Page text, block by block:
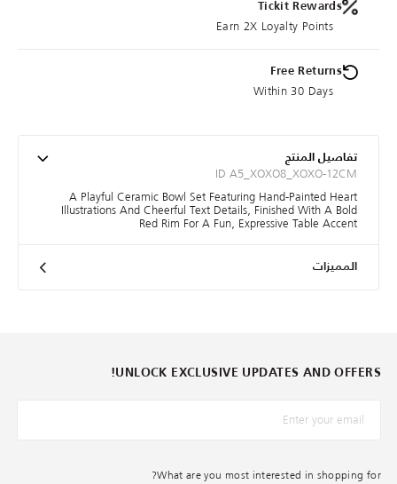
Tickit Rewards
Earn 2X Loyalty Points
Free Returns
Within 30 Days
تفاصيل المنتج
ID A5_XOXO8_XOXO-12CM
A Playful Ceramic Bowl Set Featuring Hand-Painted Heart
Illustrations And Cheerful Text Details, Finished With A Bold
Red Rim For A Fun, Expressive Table Accent
المميزات
UNLOCK EXCLUSIVE UPDATES AND OFFERS!
*البريد الإلكترونيّ
What are you most interested in shopping for?